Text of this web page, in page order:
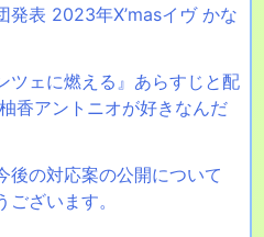
発表 2023年X’masイヴ かな
ツェに燃える』あらすじと配
香アントニオが好きなんだ
後の対応案の公開について
ざいます。